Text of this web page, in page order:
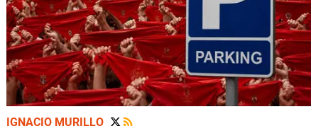
IGNACIO MURILLO